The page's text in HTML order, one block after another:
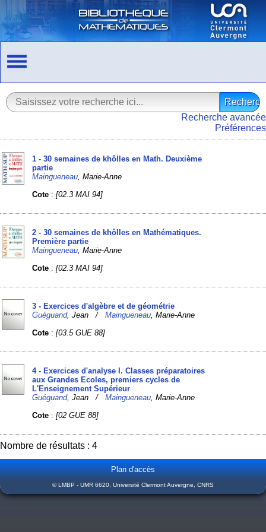
Recherche avancée
Préférences
1 - 30 semaines de khôlles en Math. Deuxième
partie
Maingueneau , Marie-Anne
Cote :[02.3 MAI 94]
2 - 30 semaines de khôlles en Mathématiques.
Première partie
Maingueneau , Marie-Anne
Cote :[02.3 MAI 94]
3 - Exercices d'algèbre et de géométrie
Guéguand, Jean /Maingueneau , Marie-Anne
Cote :[03.5 GUE 88]
4 - Exercices d'analyse I. Classes préparatoires
aux Grandes Ecoles, premiers cycles de
L'Enseignement Supérieur
Guéguand, Jean /Maingueneau , Marie-Anne
Cote :[02 GUE 88]
Nombre de résultats : 4
Plan d'accès
© LMBP - UMR 6620, Université Clermont Auvergne, CNRS